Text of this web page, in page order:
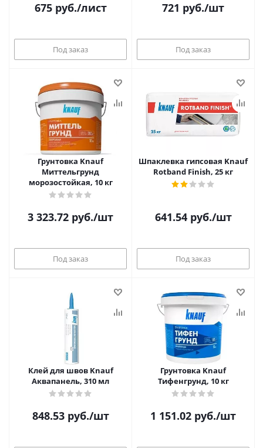
675руб./лист
Под заказ
721 руб./шт
Под заказ
Грунтовка Knauf
Миттельгрунд
морозостойкая, 10 кг
3 323.72 руб./шт
Под заказ
Шпаклевка гипсовая Knauf
Rotband Finish, 25 кг
641.54руб./шт
Под заказ
Клей для швов Knauf
Аквапанель, 310 мл
848.53руб./шт
Грунтовка Knauf
Тифенгрунд, 10 кг
1 151.02 руб./шт